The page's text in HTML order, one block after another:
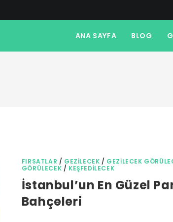
ANA SAYFA BLOG
FIRSATLAR / GEZILECEK / GEZILECEK
GÖRÜLECEK / KEŞFEDILECEK
İstanbul’un En Güzel
Bahçeleri